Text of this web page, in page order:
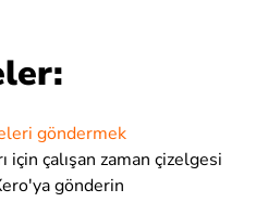
göndermek
için çalışan zaman çizelgesi
gönderin